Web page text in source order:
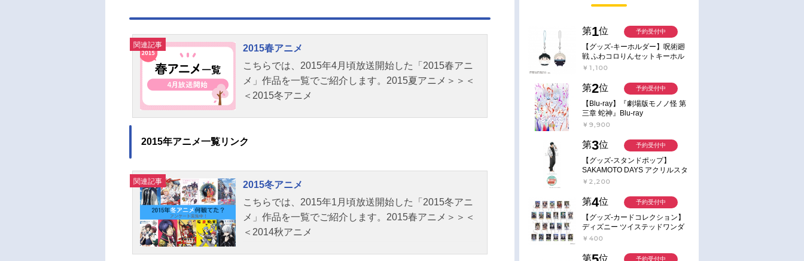
関連記事
2015春アニメ
こちらでは、2015年4月頃放送開始した「2015春アニ
メ」作品を一覧でご紹介します。2015夏アニメ＞＞＜
＜2015冬アニメ
2015年アニメ一覧リンク
関連記事
2015冬アニメ
こちらでは、2015年1月頃放送開始した「2015冬アニ
メ」作品を一覧でご紹介します。2015春アニメ＞＞＜
＜2014秋アニメ
第1位
【グッズ-キーホルダー】呪術廻
戦 ふわコロりんセットキーホル
ダー【アニメイト特典付】
￥1,100
予約受付中
第2位
【Blu-ray】『劇場版モノノ怪 第
三章 蛇神』Blu-ray
￥9,900
予約受付中
第3位
【グッズ-スタンドポップ】
SAKAMOTO DAYS アクリルスタ
ンド～Sunny Afternoon～ 4.南雲
￥2,200
予約受付中
第4位
【グッズ-カードコレクション】
ディズニー ツイステッドワンダ
ーランド ランダムカードコレク
￥400
予約受付中
第 位 予約受付中